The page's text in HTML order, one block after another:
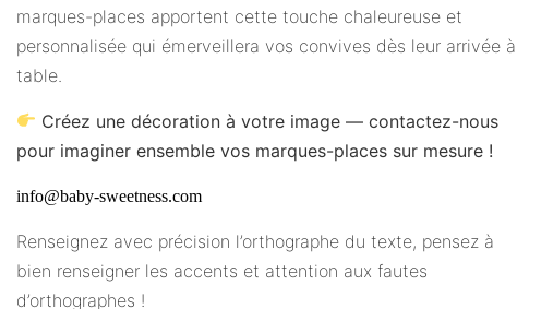
marques-places apportent cette touche chaleureuse et
personnalisée qui émerveillera vos convives dès leur arrivée à
table.
Créez une décoration à votre image — contactez-nous
pour imaginer ensemble vos marques-places sur mesure !
info@baby-sweetness.com
Renseignez avec précision l’orthographe du texte, pensez à
bien renseigner les accents et attention aux fautes
d’orthographes !